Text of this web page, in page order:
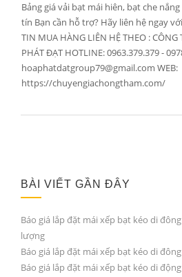
Bảng giá vải bạt mái hiên, bạt che
tín Bạn cần hỗ trợ? Hãy liên hệ ngay
TIN MUA HÀNG LIÊN HỆ THEO :
PHÁT ĐẠT HOTLINE: 0963.379.379 -
hoaphatdatgroup79@gmail.com WEB:
https://chuyengiachongtham.com/
BÀI VIẾT GẦN ĐÂY
Báo giá lắp đặt mái xếp bạt kéo di
lượng
Báo giá lắp đặt mái xếp bạt kéo di
Báo giá lắp đặt mái xếp bạt kéo di